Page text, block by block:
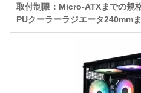
取付制限：Micro-ATXまでの規
PUクーラーラジエータ240mm